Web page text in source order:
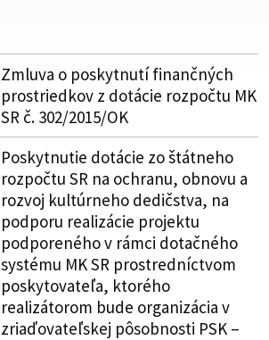
Zmluva o poskytnutí finančných
prostriedkov z dotácie rozpočtu MK
SR č. 302/2015/OK
Poskytnutie dotácie zo štátneho
rozpočtu SR na ochranu, obnovu a
rozvoj kultúrneho dedičstva, na
podporu realizácie projektu
podporeného v rámci dotačného
systému MK SR prostredníctvom
poskytovateľa, ktorého
realizátorom bude organizácia v
zriaďovateľskej pôsobnosti PSK –